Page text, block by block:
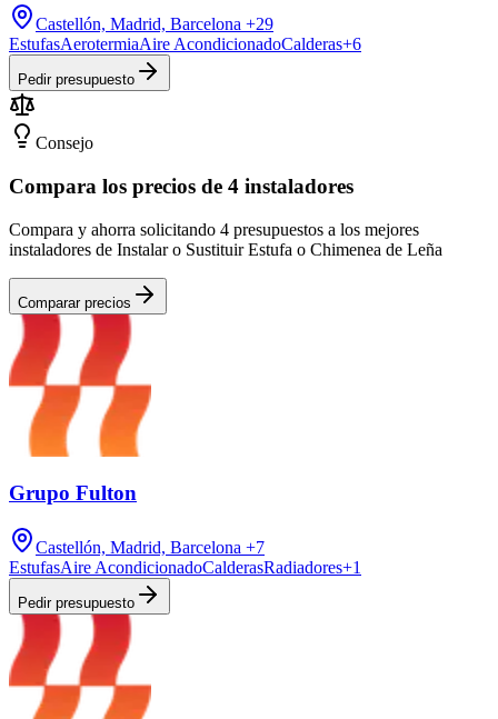
Castellón, Madrid, Barcelona +29
EstufasAerotermiaAire AcondicionadoCalderas+6
Pedir presupuesto
Consejo
Compara los precios de 4 instaladores
Compara y ahorra solicitando 4 presupuestos a los mejores
instaladores de Instalar o Sustituir Estufa o Chimenea de Leña
Comparar precios
Grupo Fulton
Castellón, Madrid, Barcelona +7
EstufasAire AcondicionadoCalderasRadiadores+1
Pedir presupuesto